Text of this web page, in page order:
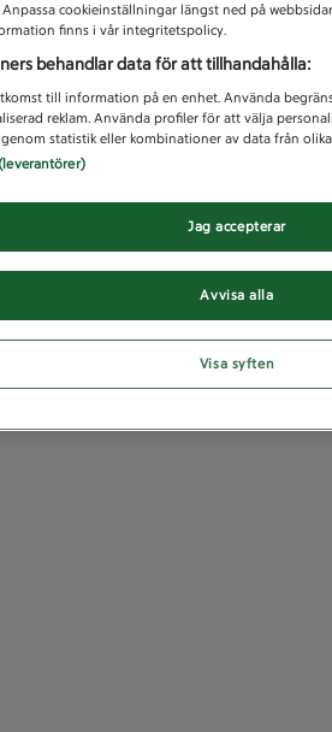
cookieinställningar längst ned på
finns i vår integritetspolicy.
behandlar data för att tillhandahålla:
till information på en enhet. Använda
reklam. Använda profiler för att välja
statistik eller kombinationer av data från
Avvisa alla
Jag accepterar
Visa syften